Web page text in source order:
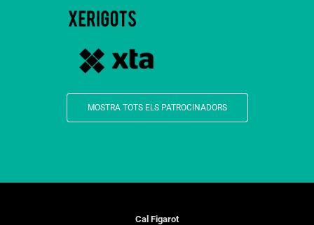
MOSTRA TOTS ELS PATROCINADORS
Cal Figarot